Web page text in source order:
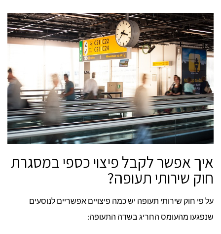
איך אפשר לקבל פיצוי כספי במסגרת
חוק שירותי תעופה?
על פי חוק שירותי תעופה יש כמה פיצויים אפשריים לנוסעים
שנפגעו מהעומס החריג בשדה התעופה: